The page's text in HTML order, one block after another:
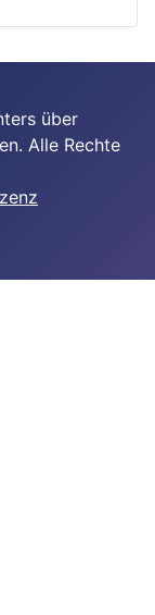
über
Alle Rechte